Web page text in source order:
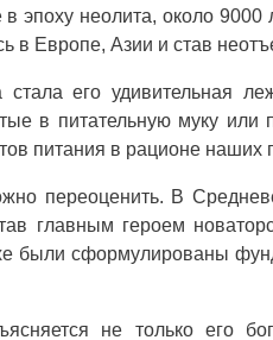
эпоху неолита, около
в Европе, Азии и став
его удивительная
в питательную муку или
питания в рационе наших
переоценить. В
главным героем
были сформулированы
не только его